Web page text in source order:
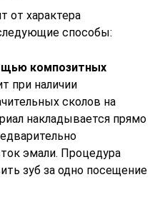
от характера
способы:
композитных
при наличии
сколов на
накладывается прямо
эмали. Процедура
зуб за одно посещение